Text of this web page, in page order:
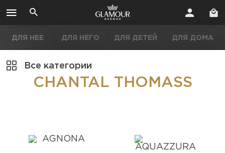
ДЛЯ НЕЕ ДЛЯ НЕГО ДЛЯ ДЕТЕЙ ДЛЯ ДОМА
Все категории
CHANTAL THOMASS